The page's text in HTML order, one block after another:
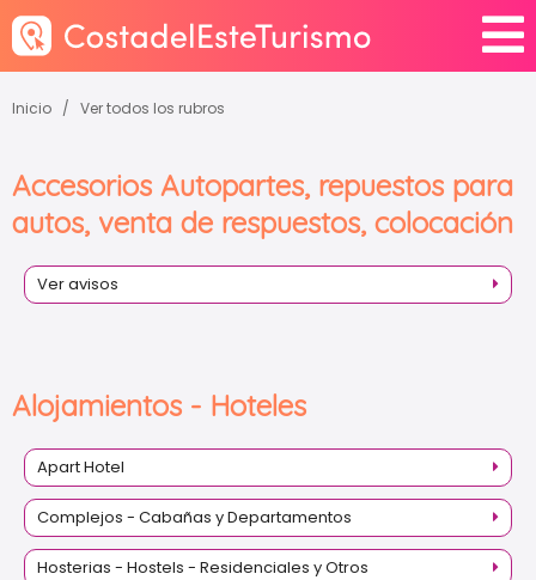
Inicio Ver todos los rubros
Accesorios Autopartes, repuestos para
autos, venta de respuestos, colocación
Ver avisos
Alojamientos - Hoteles
Apart Hotel
Complejos - Cabañas y Departamentos
Hosterias - Hostels - Residenciales y Otros